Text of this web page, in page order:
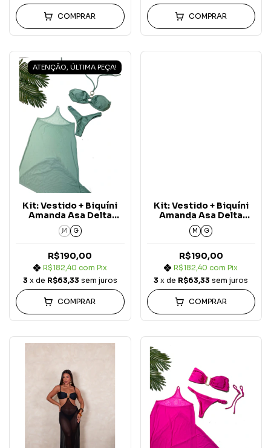
COMPRAR COMPRAR
ATENÇÃO, ÚLTIMA PEÇA!
Kit: Vestido + Biquíni
Amanda Asa Delta
Verde Menta Aura (3
peças)
M G
R$190,00
R$182,40 com Pix
3 x de R$63,33 sem juros
COMPRAR
Kit: Vestido + Biquíni
Amanda Asa Delta
Verde Água Aura (3
peças)
M G
R$190,00
R$182,40com Pix
3 x de R$63,33 sem juros
COMPRAR